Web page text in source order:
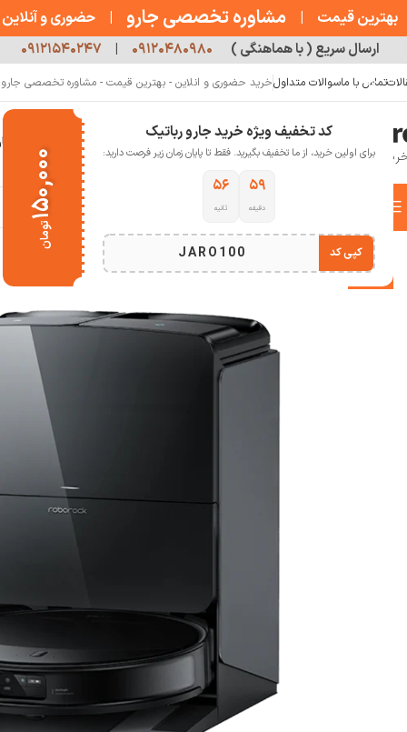
کد تخفیف ویژه خرید جارو رباتیک
برای اولین خرید، از ما تخفیف بگیرید. فقط تا پایان زمان زیر فرصت دارید:
۵۹
دقیقه
۵۵
ثانیه
JARO100 کپی کد
۱۵۰,۰۰۰
تومان
تماس با ماسوالات متداولخرید حضوری و انلاین - بهترین قیمت - مشاوره تخصصی جارو
خانه جارو رباتیک
انتخاب دسته بندی
خانه جارو رباتیک جارو رباتیک روبوراک جارو رباتیک روبوراک roborock Saros 10R
-34%
بهترین قیمت | مشاوره تخصصی جارو | حضوری و آنلاین
ارسال سریع ( با هماهنگی ) ۰۹۱۲۰۴۸۰۹۸۰ | ۰۹۱۲۱۵۴۰۲۴۷